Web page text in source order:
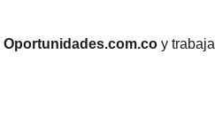
Oportunidades.com.co y